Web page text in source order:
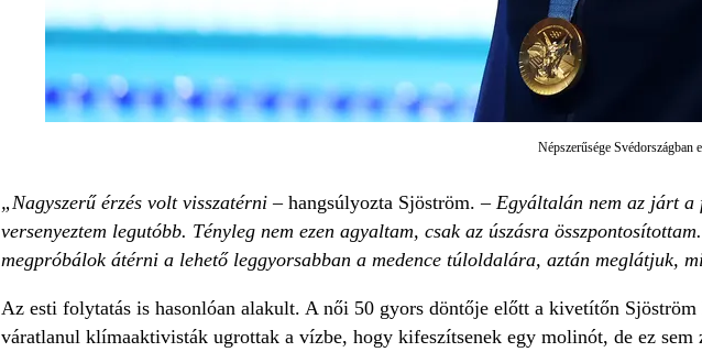
Népszerűsége Svédországban
„Nagyszerű érzés volt visszatérni– hangsúlyozta Sjöström. – Egyáltalán nem az járt a
versenyeztem legutóbb. Tényleg nem ezen agyaltam, csak az úszásra
megpróbálok átérni a lehető leggyorsabban a medence túloldalára, aztán meglátjuk,
Az esti folytatás is hasonlóan alakult. A női 50 gyors döntője előtt a kivetítőn
váratlanul klímaaktivisták ugrottak a vízbe, hogy kifeszítsenek egy molinót, de ez sem